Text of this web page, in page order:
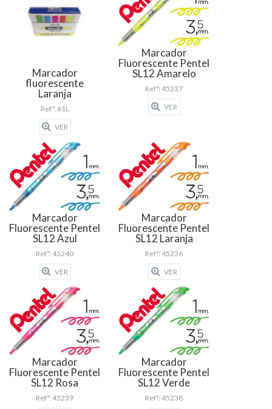
Marcador
fluorescente
Laranja
Refª: 61L
VER
Marcador
Fluorescente Pentel
SL12 Amarelo
Refª: 45237
VER
Marcador
Fluorescente Pentel
SL12 Azul
Refª: 45240
VER
Marcador
Fluorescente Pentel
SL12 Laranja
Refª: 45236
VER
Marcador
Fluorescente Pentel
SL12 Rosa
Refª: 45239
Marcador
Fluorescente Pentel
SL12 Verde
Refª: 45238